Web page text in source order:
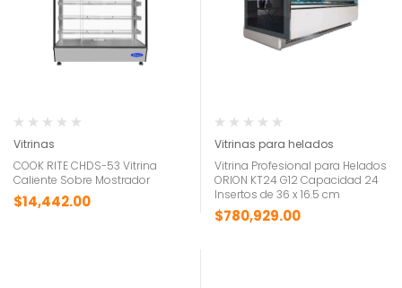
Vitrinas
COOK RITE CHDS-53 Vitrina
Caliente Sobre Mostrador
$14,442.00
Vitrinas para helados
Vitrina Profesional para Helados
ORION KT24 G12 Capacidad 24
Insertos de 36 x 16.5 cm
$780,929.00